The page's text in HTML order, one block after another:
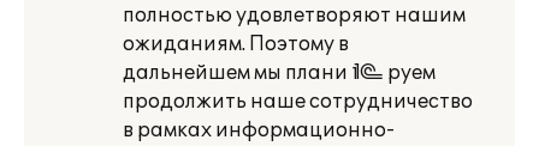
полностью удовлетворяют нашим
ожиданиям. Поэтому в
дальнейшем мы плани¬руем
продолжить наше сотрудничество
в рамках информационно-